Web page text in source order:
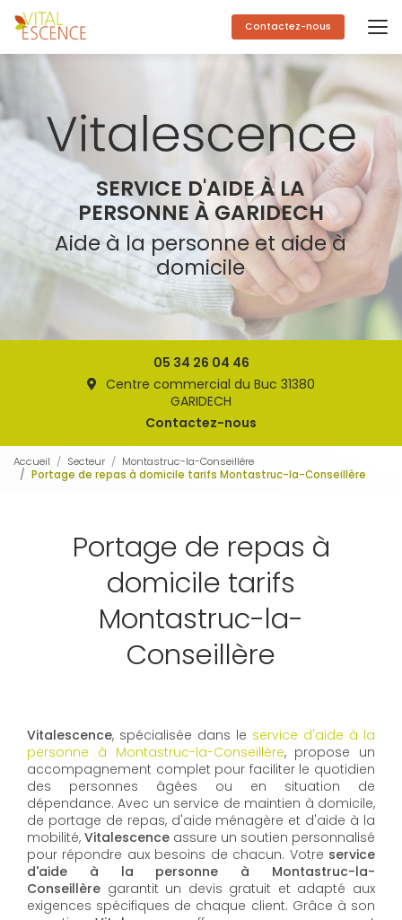
Aller
au
contenu
principal
Contactez-nous
SERVICE D'AIDE À LA
PERSONNE À GARIDECH
Aide à la personne et aide à
domicile
05 34 26 04 46
Centre commercial du Buc 31380
GARIDECH
Contactez-nous
Accueil Secteur
Montastruc-la-Conseillère
Portage de repas à domicile tarifs Montastruc-la-Conseillère
Portage de repas à
domicile tarifs
Montastruc-la-
Conseillère
Vitalescence, spécialisée dans le service d'aide à la
personne à Montastruc-la-Conseillère, propose un
accompagnement complet pour faciliter le quotidien
des personnes âgées ou en situation de
dépendance. Avec un service de maintien à domicile,
de portage de repas, d'aide ménagère et d'aide à la
mobilité, Vitalescence assure un soutien personnalisé
pour répondre aux besoins de chacun. Votre service
d'aide à la personne à Montastruc-la-
Conseillère garantit un devis gratuit et adapté aux
exigences spécifiques de chaque client. Grâce à son